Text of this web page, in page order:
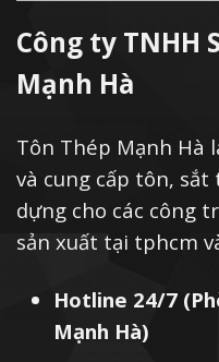
Công ty TNHH
Mạnh Hà
Tôn Thép Mạnh Hà
và cung cấp tôn,
dựng cho các công
sản xuất tại tphcm
Hotline 24/7
Mạnh Hà)